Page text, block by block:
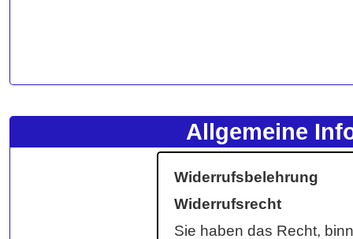
Allgemeine